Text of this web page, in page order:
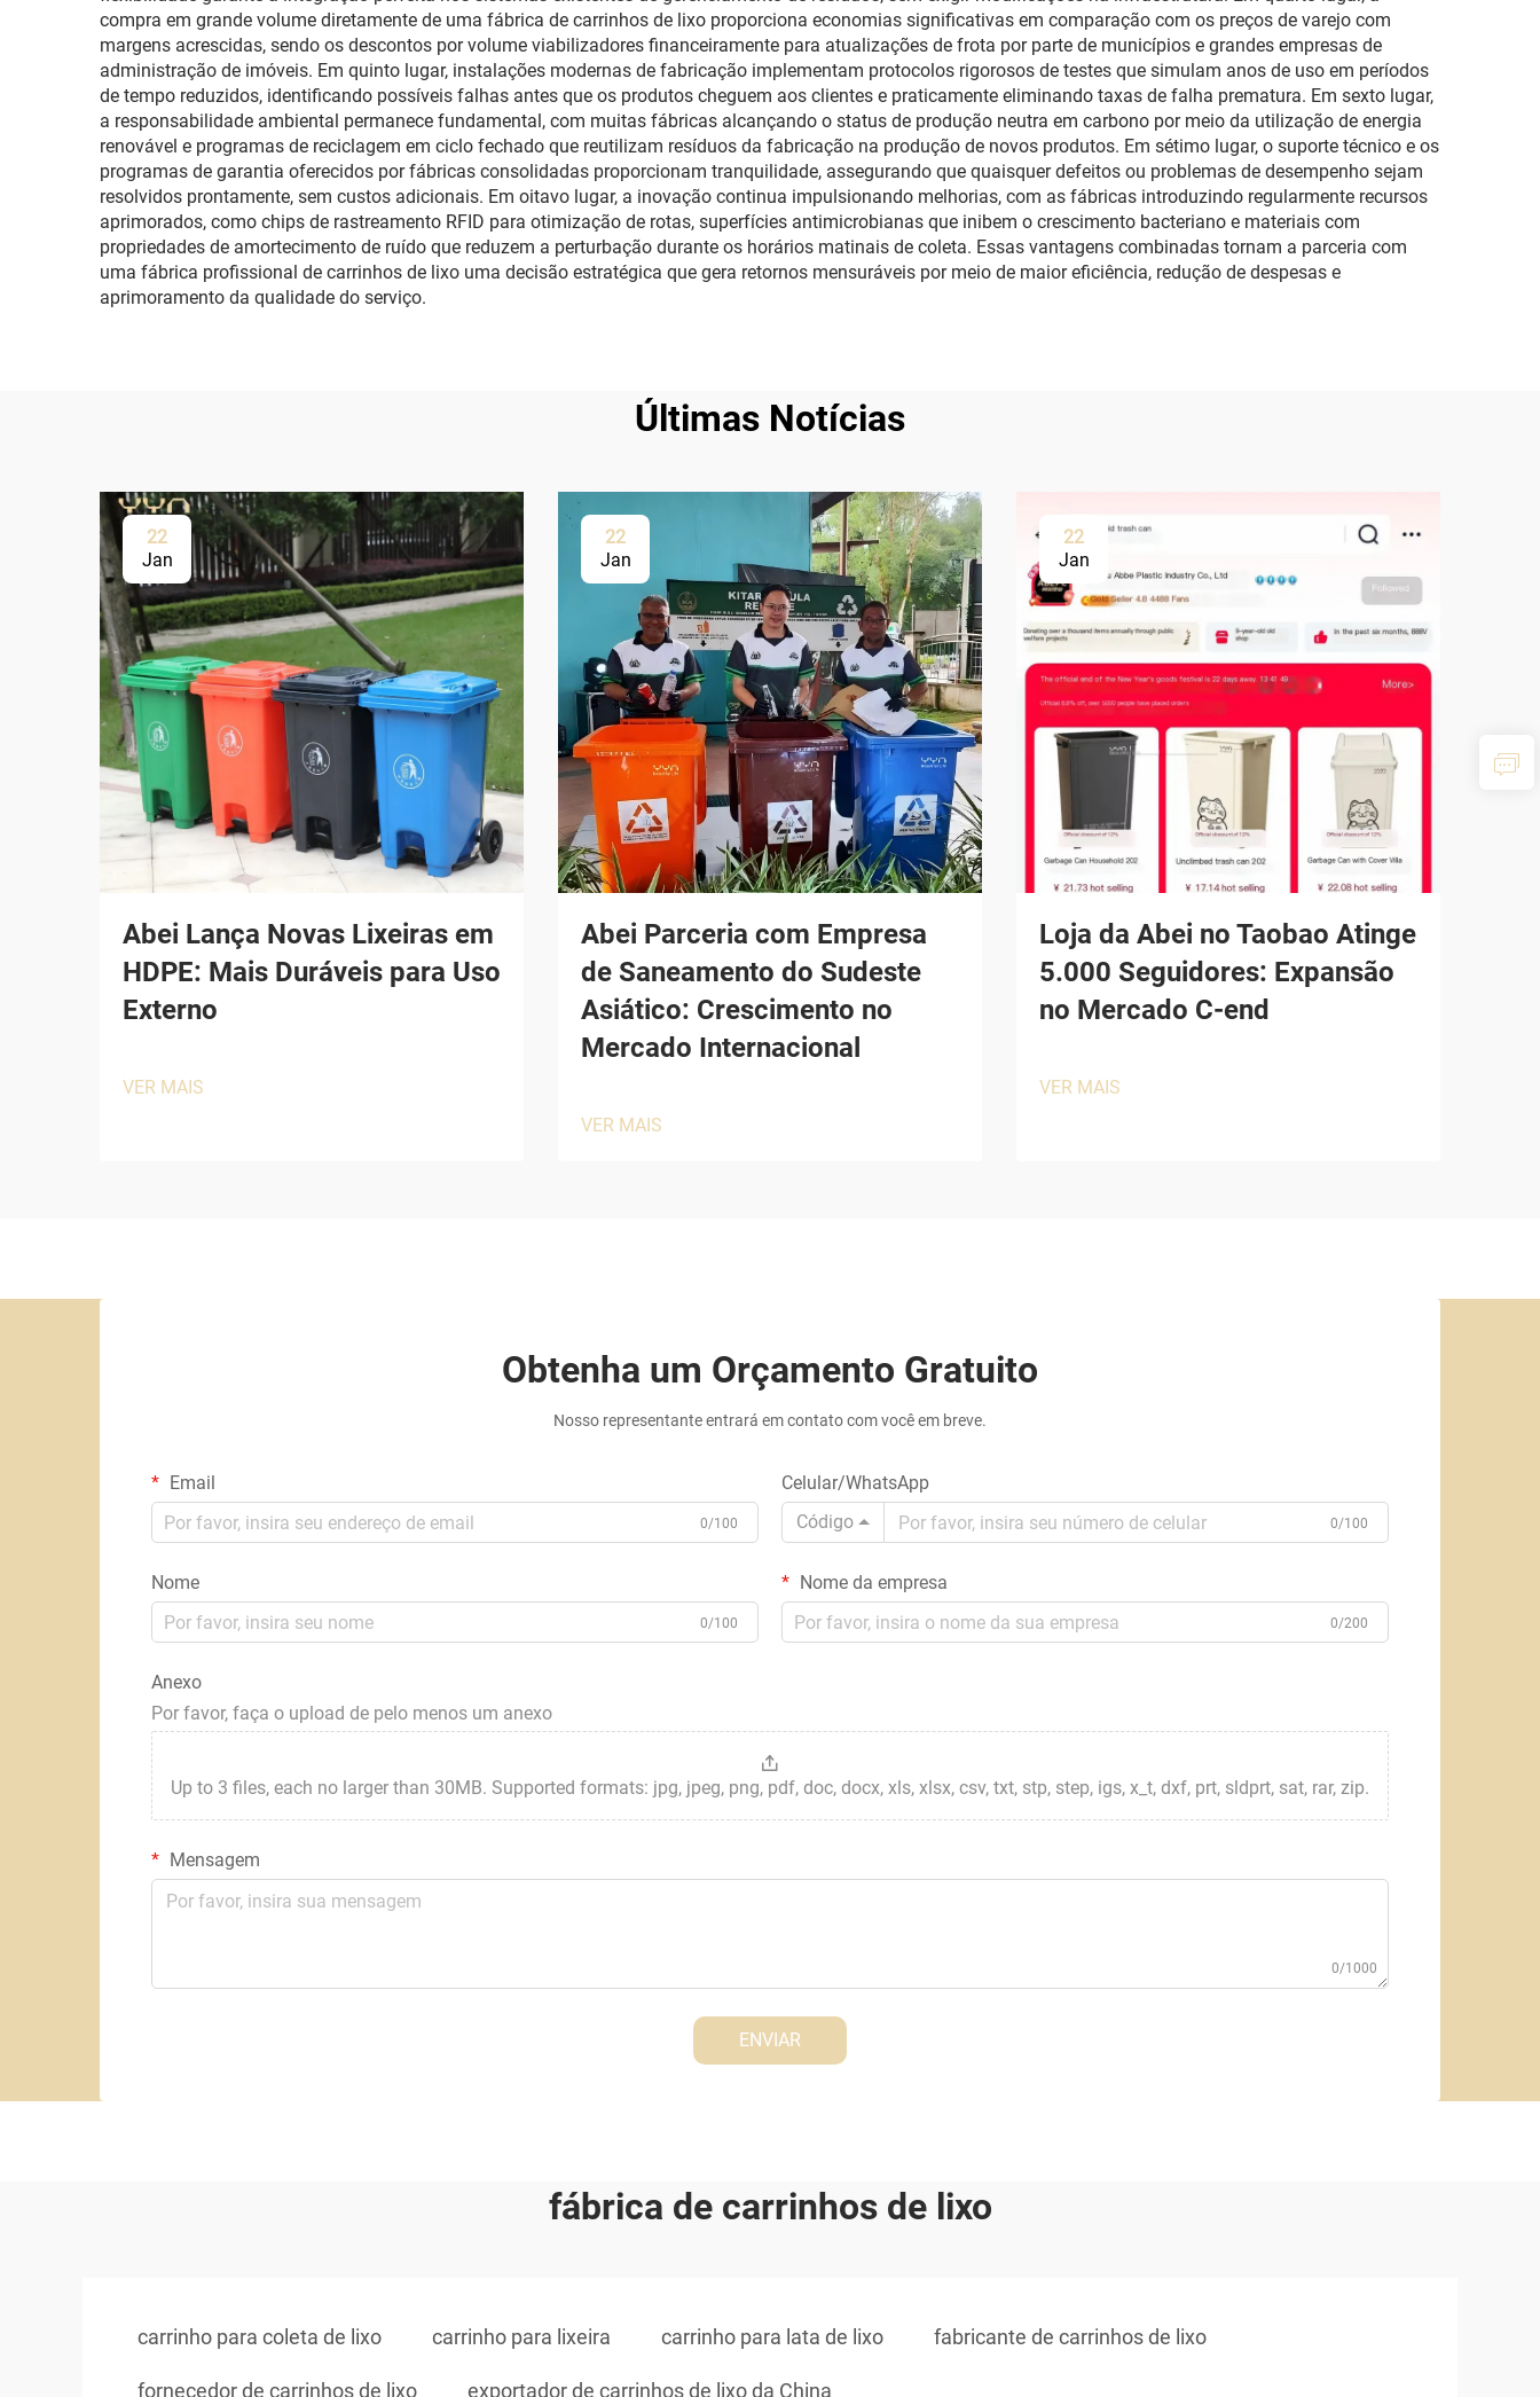
compra em grande volume diretamente de uma fábrica de carrinhos de lixo proporciona economias significativas em comparação com os preços de varejo com
margens acrescidas, sendo os descontos por volume viabilizadores financeiramente para atualizações de frota por parte de municípios e grandes empresas de
administração de imóveis. Em quinto lugar, instalações modernas de fabricação implementam protocolos rigorosos de testes que simulam anos de uso em períodos
de tempo reduzidos, identificando possíveis falhas antes que os produtos cheguem aos clientes e praticamente eliminando taxas de falha prematura. Em sexto lugar,
a responsabilidade ambiental permanece fundamental, com muitas fábricas alcançando o status de produção neutra em carbono por meio da utilização de energia
renovável e programas de reciclagem em ciclo fechado que reutilizam resíduos da fabricação na produção de novos produtos. Em sétimo lugar, o suporte técnico e os
programas de garantia oferecidos por fábricas consolidadas proporcionam tranquilidade, assegurando que quaisquer defeitos ou problemas de desempenho sejam
resolvidos prontamente, sem custos adicionais. Em oitavo lugar, a inovação continua impulsionando melhorias, com as fábricas introduzindo regularmente recursos
aprimorados, como chips de rastreamento RFID para otimização de rotas, superfícies antimicrobianas que inibem o crescimento bacteriano e materiais com
propriedades de amortecimento de ruído que reduzem a perturbação durante os horários matinais de coleta. Essas vantagens combinadas tornam a parceria com
uma fábrica profissional de carrinhos de lixo uma decisão estratégica que gera retornos mensuráveis por meio de maior eficiência, redução de despesas e
aprimoramento da qualidade do serviço.
Últimas Notícias
22
Jan
Abei Lança Novas Lixeiras em
HDPE: Mais Duráveis para Uso
Externo
VER MAIS
22
Jan
Abei Parceria com Empresa
de Saneamento do Sudeste
Asiático: Crescimento no
Mercado Internacional
VER MAIS
22
Jan
Loja da Abei no Taobao Atinge
5.000 Seguidores: Expansão
no Mercado C-end
VER MAIS
Obtenha um Orçamento Gratuito
Nosso representante entrará em contato com você em breve.
Email
0/100
Celular/WhatsApp
Código
0/100
Nome
0/100
Nome da empresa
0/200
Anexo
Por favor, faça o upload de pelo menos um anexo
Up to 3 files, each no larger than 30MB. Supported formats: jpg, jpeg, png, pdf, doc, docx, xls, xlsx, csv, txt, stp, step, igs, x_t, dxf, prt, sldprt, sat, rar, zip.
Mensagem
0/1000
ENVIAR
fábrica de carrinhos de lixo
carrinho para coleta de lixo carrinho para lixeira carrinho para lata de lixo fabricante de carrinhos de lixo
fornecedor de carrinhos de lixo exportador de carrinhos de lixo da China